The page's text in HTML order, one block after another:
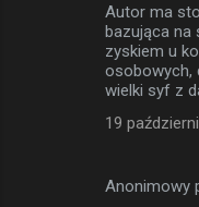
Autor ma
bazująca na
zyskiem u
osobowych,
wielki syf z
19
Anonimowy